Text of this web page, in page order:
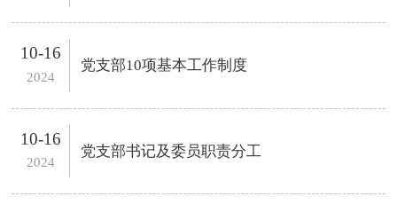
10-16
2024
党支部10项基本工作制度
10-16
2024
党支部书记及委员职责分工